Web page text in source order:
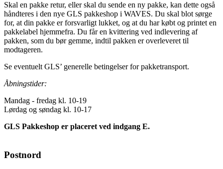
Skal en pakke retur, eller skal du sende en ny pakke, kan dette også
håndteres i den nye GLS pakkeshop i WAVES. Du skal blot sørge
for, at din pakke er forsvarligt lukket, og at du har købt og printet en
pakkelabel hjemmefra. Du får en kvittering ved indlevering af
pakken, som du bør gemme, indtil pakken er overleveret til
modtageren.
Se eventuelt GLS’ generelle betingelser for pakketransport.
Åbningstider:
Mandag - fredag kl. 10-19
Lørdag og søndag kl. 10-17
GLS Pakkeshop er placeret ved indgang E.
Postnord